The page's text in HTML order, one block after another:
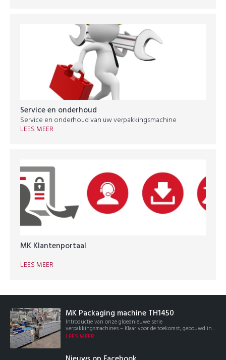
Service en onderhoud
Service en onderhoud van uw verpakkingsmachine
LEES MEER
MK Klantenportaal
LEES MEER
MK Packaging machine TH1450
Introductie van onze gloednieuwe serie
verpakkingsmachines – Klaar voor de toekomst, gebouwd in...
LEES MEER